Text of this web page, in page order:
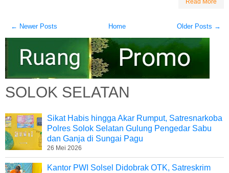
Read More
← Newer Posts Older Posts →
Home
SOLOK SELATAN
Sikat Habis hingga Akar Rumput, Satresnarkoba
Polres Solok Selatan Gulung Pengedar Sabu
dan Ganja di Sungai Pagu
26 Mei 2026
Kantor PWI Solsel Didobrak OTK, Satreskrim